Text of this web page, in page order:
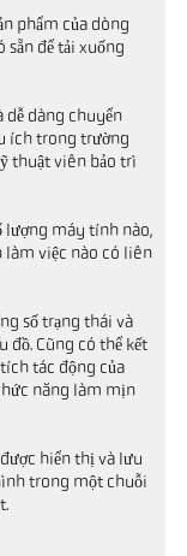
phẩm của dòng
sẵn để tải xuống
dễ dàng chuyển
ích trong trường
thuật viên bảo trì
lượng máy tính nào,
làm việc nào có liên
số trạng thái và
đồ. Cũng có thể kết
tác động của
năng làm mịn
hiển thị và lưu
trong một chuỗi